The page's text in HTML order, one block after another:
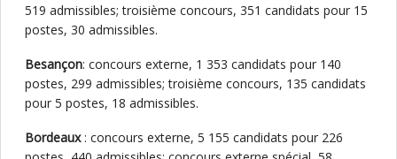
519 admissibles; troisième concours, 351 candidats pour 15
postes, 30 admissibles.
Besançon: concours externe, 1 353 candidats pour 140
postes, 299 admissibles; troisième concours, 135 candidats
pour 5 postes, 18 admissibles.
Bordeaux: concours externe, 5 155 candidats pour 226